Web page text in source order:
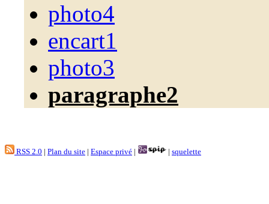
photo4
encart1
photo3
paragraphe2
RSS 2.0 | Plan du site | Espace privé | | squelette